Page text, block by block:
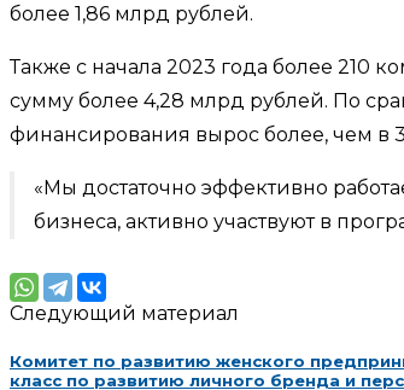
более 1,86 млрд рублей.
Также с начала 2023 года более 210
сумму более 4,28 млрд рублей. По
финансирования вырос более, чем в 3
«Мы достаточно эффективно
бизнеса, активно участвуют в
Следующий материал
Комитет по развитию женского
класс по развитию личного бренда и